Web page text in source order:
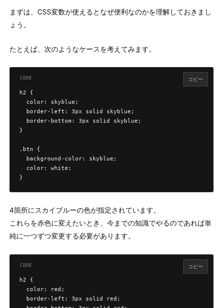
まずは、CSS変数が使えるとなぜ便利なのかを理解しておきまし
ょう。
たとえば、次のようなケースを考えてみます。
h2 {
  color: skyblue;
  border-left: 3px solid skyblue;
  border-bottom: 3px solid skyblue;
}
.btn {
  background-color: skyblue;
  color: white;
}
コピー
4箇所にスカイブルーの色が指定されています。
これらを赤色に変えたいとき、今までの知識でやるのであれば単
純に一つずつ変更する必要があります。
h2 {
  color: red;
  border-left: 3px solid red;
コピー